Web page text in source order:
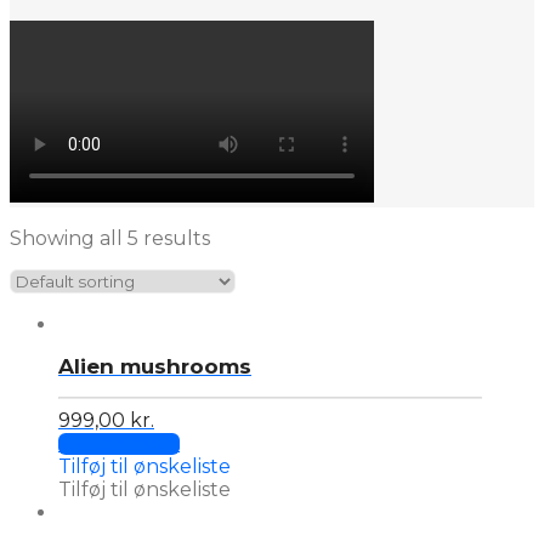
Showing all 5 results
Alien mushrooms
999,00 kr.
Select optionsThis
product
has
Tilføj til ønskeliste
Tilføj til ønskeliste